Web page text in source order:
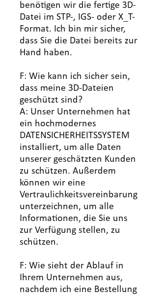
benötigen wir die fertige 3D-
Datei im STP-, IGS- oder X_T-
Format. Ich bin mir sicher,
dass Sie die Datei bereits zur
Hand haben.
F: Wie kann ich sicher sein,
dass meine 3D-Dateien
geschützt sind?
A: Unser Unternehmen hat
ein hochmodernes
DATENSICHERHEITSSYSTEM
installiert, um alle Daten
unserer geschätzten Kunden
zu schützen. Außerdem
können wir eine
Vertraulichkeitsvereinbarung
unterzeichnen, um alle
Informationen, die Sie uns
zur Verfügung stellen, zu
schützen.
F: Wie sieht der Ablauf in
Ihrem Unternehmen aus,
nachdem ich eine Bestellung